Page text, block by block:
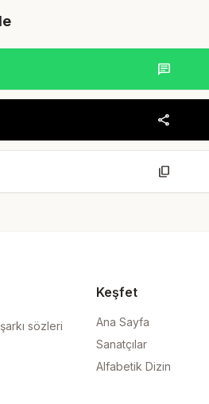
chat
share
content_copy
sözleri
Keşfet
Ana Sayfa
Sanatçılar
Alfabetik Dizin